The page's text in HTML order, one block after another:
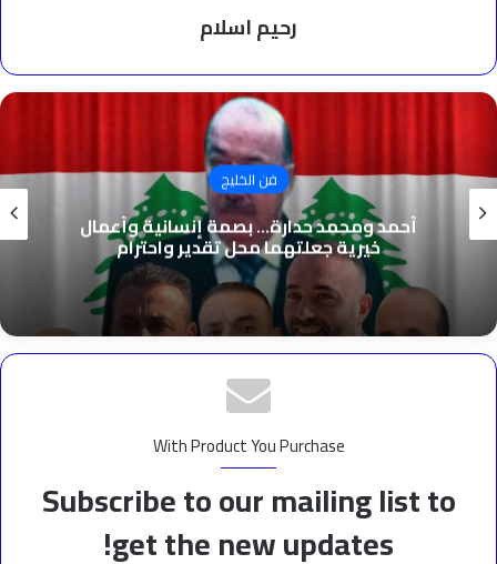
رحيم اسلام
فن الخليج
أحمد ومحمد حدارة… بصمة إنسانية وأعمال
خيرية جعلتهما محل تقدير واحترام
With Product You Purchase
Subscribe to our mailing list to
get the new updates!